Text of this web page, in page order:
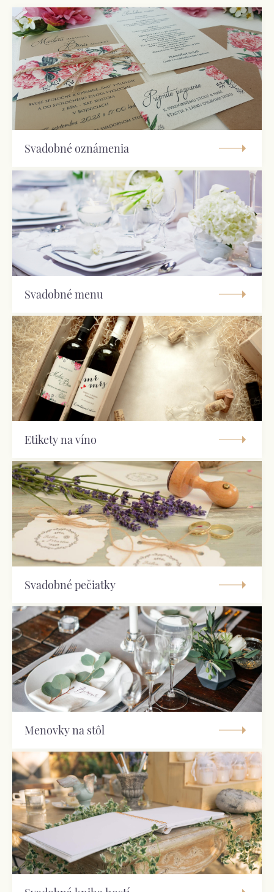
Svadobné oznámenia
Svadobné menu
Etikety na víno
Svadobné pečiatky
Menovky na stôl